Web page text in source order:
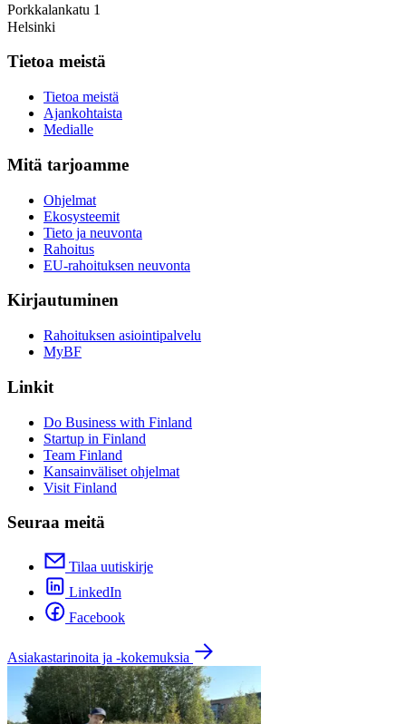
Porkkalankatu 1
Helsinki
Tietoa meistä
Tietoa meistä
Ajankohtaista
Medialle
Mitä tarjoamme
Ohjelmat
Ekosysteemit
Tieto ja neuvonta
Rahoitus
EU-rahoituksen neuvonta
Kirjautuminen
Rahoituksen asiointipalvelu
MyBF
Linkit
Do Business with Finland
Startup in Finland
Team Finland
Kansainväliset ohjelmat
Visit Finland
Seuraa meitä
Tilaa uutiskirje
LinkedIn
Facebook
Asiakastarinoita ja -kokemuksia